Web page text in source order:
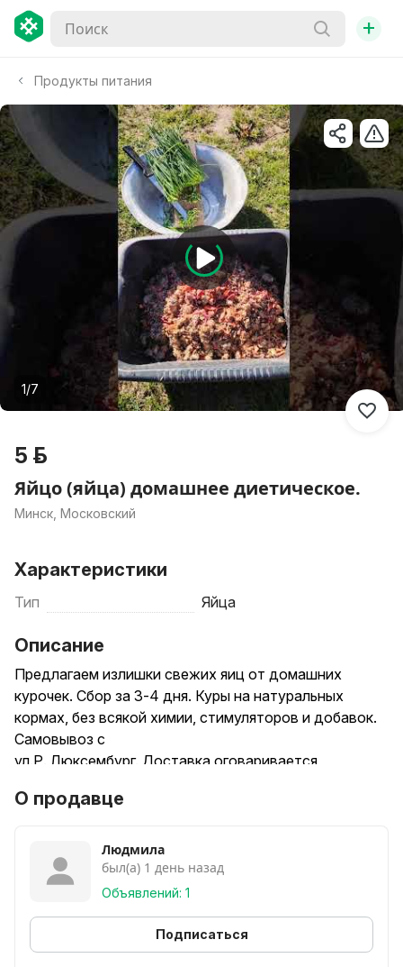
+
Продукты питания
1/7
5 р.
Яйцо (яйца) домашнее диетическое.
Минск, Московский
Характеристики
Тип Яйца
Описание
Предлагаем излишки свежих яиц от домашних
курочек. Сбор за 3-4 дня. Куры на натуральных
кормах, без всякой химии, стимуляторов и добавок.
Самовывоз с
ул.Р. Люксембург. Доставка оговаривается
О продавце
Людмила
был(а) 1 день назад
Объявлений: 1
Подписаться